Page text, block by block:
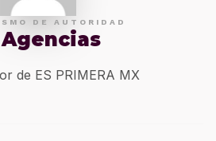
DE AUTORIDAD
Agencias
de ES PRIMERA MX